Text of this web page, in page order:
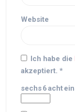
Website
Ich habe die
akzeptiert. *
sechs6acht